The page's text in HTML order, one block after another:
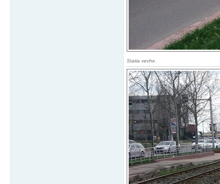
Statia veche.